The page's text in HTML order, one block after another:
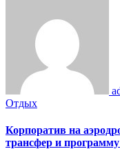
Отдых
Корпоратив на
трансфер и